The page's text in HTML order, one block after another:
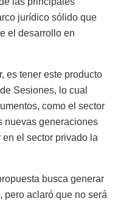
jurídico sólido que
el desarrollo en
es tener este producto
Sesiones, lo cual
como el sector
nuevas generaciones
el sector privado la
busca generar
pero aclaró que no será